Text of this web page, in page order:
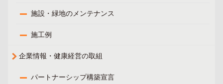
施設・緑地のメンテナンス
施工例
企業情報・健康経営の取組
パートナーシップ構築宣言